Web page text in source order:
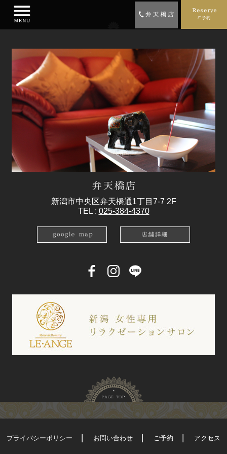
新潟市中央区弁天橋通1丁目7-7 2F
TEL : 025-384-4370
プライバシーポリシー お問い合わせ ご予約 アクセス